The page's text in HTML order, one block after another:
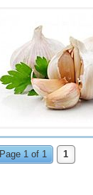
Page 1 of 1 1